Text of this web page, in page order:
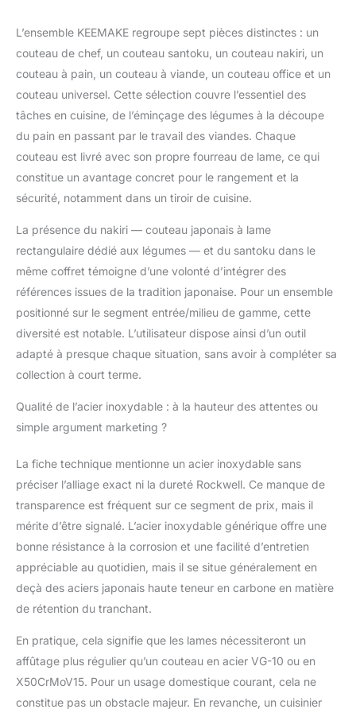
composé de résine et
de bois, non
absorbant, léger et
durable, ce qui
vie du couteau. La
combinaison de la lame
et du manche a été
calculée par les
concepteurs pour être
réduit la charge sur la
main lorsque l'on
hache des aliments et
convient également
aux débutants en
cuisine. Couteau de
set de couteaux de
cuisine est idéal pour
de la viande, du
poisson et des fruits.
professionnels ont la
lame affûtée avec
précision à la main de
12 à 15 degrés, ce qui
rend les couteaux
mieux manipulée lors
aliments. C'est un bon
choix comme un
chefs professionnels,
les restaurants et les
apprentis de cuisinier.
Art de La Cuisine :
Contrairement aux
L’ensemble KEEMAKE regroupe sept pièces distinctes : un
couteau de chef, un couteau santoku, un couteau nakiri, un
couteau à pain, un couteau à viande, un couteau office et un
couteau universel. Cette sélection couvre l’essentiel des
tâches en cuisine, de l’éminçage des légumes à la découpe
du pain en passant par le travail des viandes. Chaque
couteau est livré avec son propre fourreau de lame, ce qui
constitue un avantage concret pour le rangement et la
sécurité, notamment dans un tiroir de cuisine.
La présence du nakiri — couteau japonais à lame
rectangulaire dédié aux légumes — et du santoku dans le
même coffret témoigne d’une volonté d’intégrer des
références issues de la tradition japonaise. Pour un ensemble
positionné sur le segment entrée/milieu de gamme, cette
diversité est notable. L’utilisateur dispose ainsi d’un outil
adapté à presque chaque situation, sans avoir à compléter sa
collection à court terme.
Qualité de l’acier inoxydable : à la hauteur des attentes ou
simple argument marketing ?
La fiche technique mentionne un acier inoxydable sans
préciser l’alliage exact ni la dureté Rockwell. Ce manque de
transparence est fréquent sur ce segment de prix, mais il
mérite d’être signalé. L’acier inoxydable générique offre une
bonne résistance à la corrosion et une facilité d’entretien
appréciable au quotidien, mais il se situe généralement en
deçà des aciers japonais haute teneur en carbone en matière
de rétention du tranchant.
En pratique, cela signifie que les lames nécessiteront un
affûtage plus régulier qu’un couteau en acier VG-10 ou en
X50CrMoV15. Pour un usage domestique courant, cela ne
constitue pas un obstacle majeur. En revanche, un cuisinier